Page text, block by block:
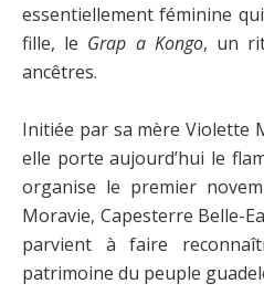
essentiellement féminine
fille, le Grap a Kongo, un
ancêtres.
Initiée par sa mère Violette
elle porte aujourd’hui le
organise le premier
Moravie, Capesterre Belle-
parvient à faire
patrimoine du peuple